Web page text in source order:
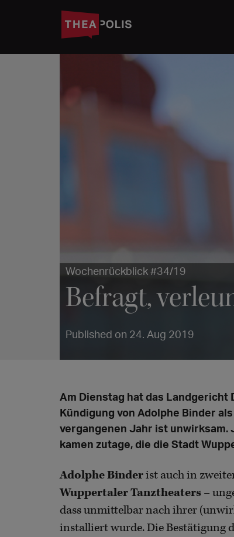
Wochenrückblick #34/19
Befragt,
Published on 24. Aug 2019
Am Dienstag hat das
Kündigung von Adolphe Binder
vergangenen Jahr ist unwirksam.
kamen zutage, die die Stadt
Adolphe Binderist auch in
Wuppertaler Tanztheaters –
dass unmittelbar nach ihrer
installiert wurde. Die Bestätigung